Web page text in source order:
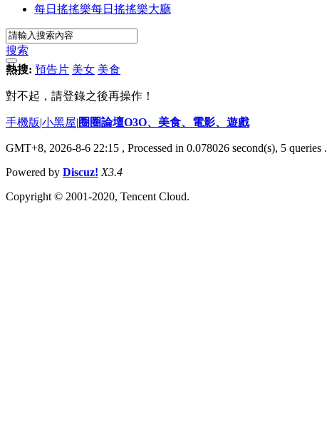
每日搖搖樂每日搖搖樂大廳
搜索
熱搜: 預告片 美女 美食
對不起，請登錄之後再操作！
手機版|小黑屋|圈圈論壇O3O、美食、電影、遊戲
GMT+8, 2026-8-6 22:15 , Processed in 0.078026 second(s), 5 queries .
Powered by Discuz! X3.4
Copyright © 2001-2020, Tencent Cloud.